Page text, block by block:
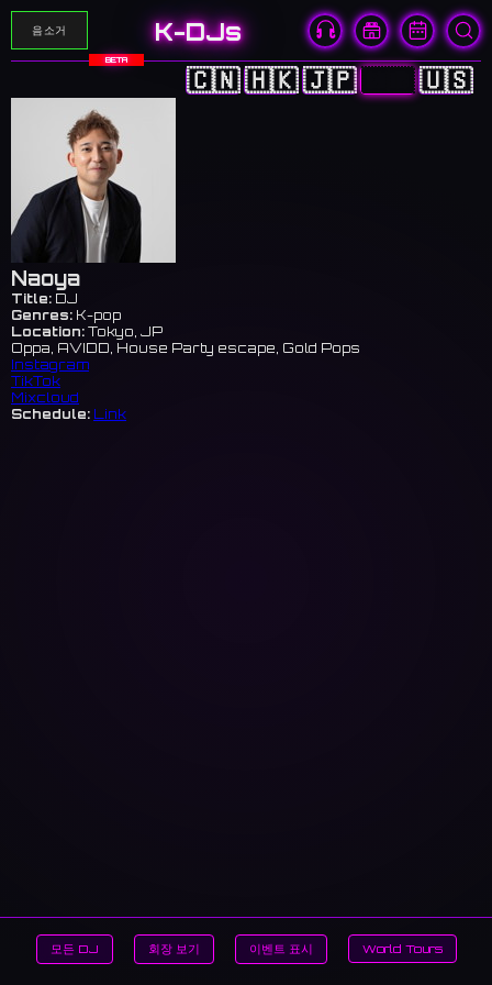
음소거 K-DJs
BETA
🇨🇳🇭🇰🇯🇵🇰🇷 🇺🇸
Naoya
Title: DJ
Genres: K-pop
Location: Tokyo, JP
Oppa, AVIDD, House Party escape, Gold Pops
Instagram
TikTok
Mixcloud
Schedule: Link
모든 DJ 회장 보기 이벤트 표시 World Tours